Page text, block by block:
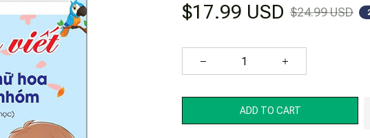
$17.99 USD $24.99 USD
ADD TO CART